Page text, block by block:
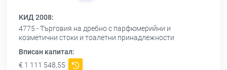
КИД 2008:
4775 - Търговия на дребно с парфюмерийни и
козметични стоки и тоалетни принадлежности
Вписан капитал:
€ 1 111 548,55